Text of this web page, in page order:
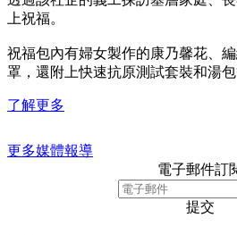
上祝福。
祝福包內有婦女製作的康乃馨花、
罩，還附上快速抗原測試套裝和湯包
了解更多
更多媒體報導
電子郵件訂
提交